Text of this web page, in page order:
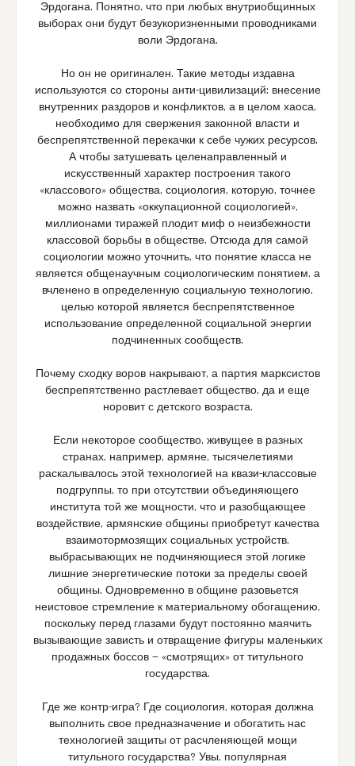
Эрдогана. Понятно, что при любых внутриобщинных
выборах они будут безукоризненными проводниками
воли Эрдогана.
Но он не оригинален. Такие методы издавна
используются со стороны анти-цивилизаций: внесение
внутренних раздоров и конфликтов, а в целом хаоса,
необходимо для свержения законной власти и
беспрепятственной перекачки к себе чужих ресурсов.
А чтобы затушевать целенаправленный и
искусственный характер построения такого
«классового» общества, социология, которую, точнее
можно назвать «оккупационной социологией»,
миллионами тиражей плодит миф о неизбежности
классовой борьбы в обществе. Отсюда для самой
социологии можно уточнить, что понятие класса не
является общенаучным социологическим понятием, а
вчленено в определенную социальную технологию,
целью которой является беспрепятственное
использование определенной социальной энергии
подчиненных сообществ.
Почему сходку воров накрывают, а партия марксистов
беспрепятственно растлевает общество, да и еще
норовит с детского возраста.
Если некоторое сообщество, живущее в разных
странах, например, армяне, тысячелетиями
раскалывалось этой технологией на квази-классовые
подгруппы, то при отсутствии объединяющего
института той же мощности, что и разобщающее
воздействие, армянские общины приобретут качества
взаимотормозящих социальных устройств,
выбрасывающих не подчиняющиеся этой логике
лишние энергетические потоки за пределы своей
общины. Одновременно в общине разовьется
неистовое стремление к материальному обогащению,
поскольку перед глазами будут постоянно маячить
вызывающие зависть и отвращение фигуры маленьких
продажных боссов — «смотрящих» от титульного
государства.
Где же контр-игра? Где социология, которая должна
выполнить свое предназначение и обогатить нас
технологией защиты от расчленяющей мощи
титульного государства? Увы, популярная